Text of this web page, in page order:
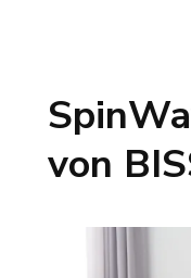
von